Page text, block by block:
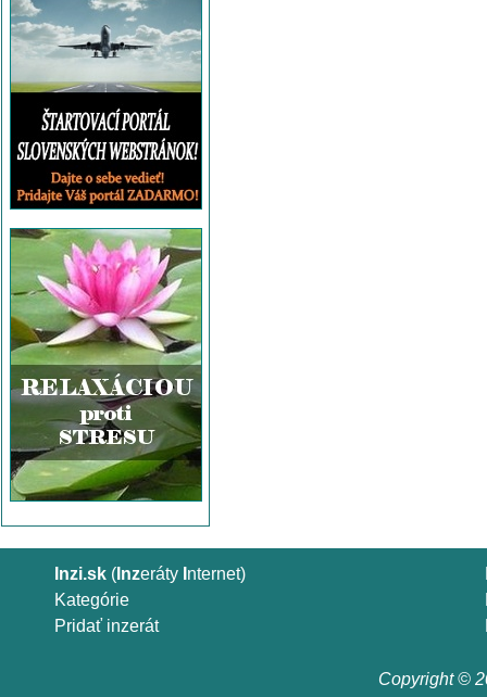
Inzi.sk ( Inzeráty nternet)
Kategórie
Pridať inzerát
Copyright ©